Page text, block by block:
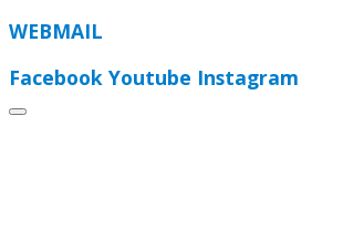
WEBMAIL
Facebook Youtube Instagram